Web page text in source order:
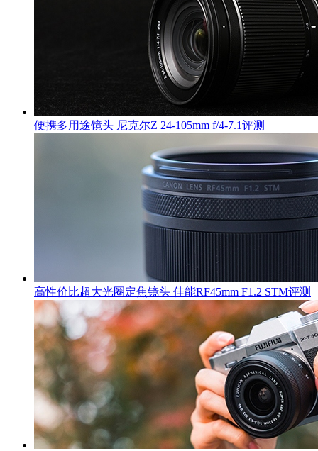
便携多用途镜头 尼克尔Z 24-105mm f/4-7.1评测
高性价比超大光圈定焦镜头 佳能RF45mm F1.2 STM评测